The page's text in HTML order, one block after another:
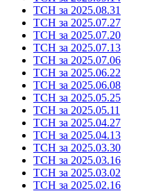
ТСН за 2025.08.31
ТСН за 2025.07.27
ТСН за 2025.07.20
ТСН за 2025.07.13
ТСН за 2025.07.06
ТСН за 2025.06.22
ТСН за 2025.06.08
ТСН за 2025.05.25
ТСН за 2025.05.11
ТСН за 2025.04.27
ТСН за 2025.04.13
ТСН за 2025.03.30
ТСН за 2025.03.16
ТСН за 2025.03.02
ТСН за 2025.02.16